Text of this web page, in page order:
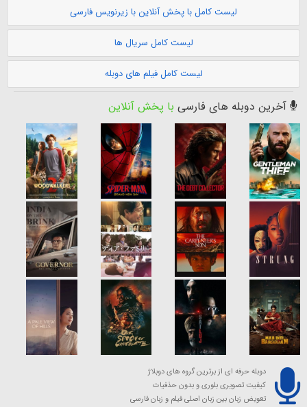
لیست کامل با پخش آنلاین با زیرنویس فارسی
لیست کامل سریال ها
لیست کامل فیلم های دوبله
آخرین دوبله های فارسی با پخش آنلاین
دوبله حرفه ای از برترین گروه های دوبلاژ
کیفیت تصویری بلوری و بدون حذفیات
تعویض زبان بین زبان اصلی فیلم و زبان فارسی